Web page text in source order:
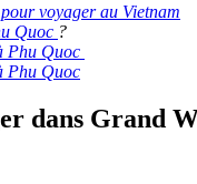
voyager au Vietnam
Quoc ?
Phu Quoc
Phu Quoc
dans Grand